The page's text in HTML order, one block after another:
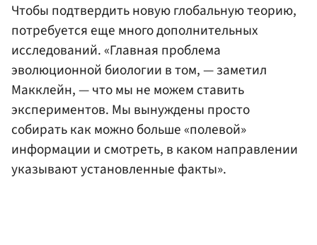
Чтобы подтвердить новую глобальную теорию,
потребуется еще много дополнительных
исследований. «Главная проблема
эволюционной биологии в том, — заметил
Макклейн, — что мы не можем ставить
экспериментов. Мы вынуждены просто
собирать как можно больше «полевой»
информации и смотреть, в каком направлении
указывают установленные факты».